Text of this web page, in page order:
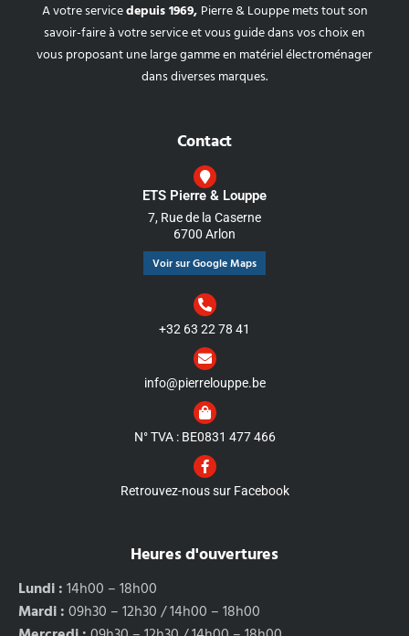
A votre servicedepuis 1969, Pierre & Louppe mets tout son
savoir-faire à votre service et vous guide dans vos choix en
vous proposant une large gamme en matériel électroménager
dans diverses marques.
Contact
ETS Pierre & Louppe
7, Rue de la Caserne
6700 Arlon
Voir sur Google Maps
+32 63 22 78 41
info@pierrelouppe.be
N° TVA : BE0831 477 466
Retrouvez-nous sur Facebook
Heures d'ouvertures
Lundi :14h00 – 18h00
Mardi :09h30 – 12h30 / 14h00 – 18h00